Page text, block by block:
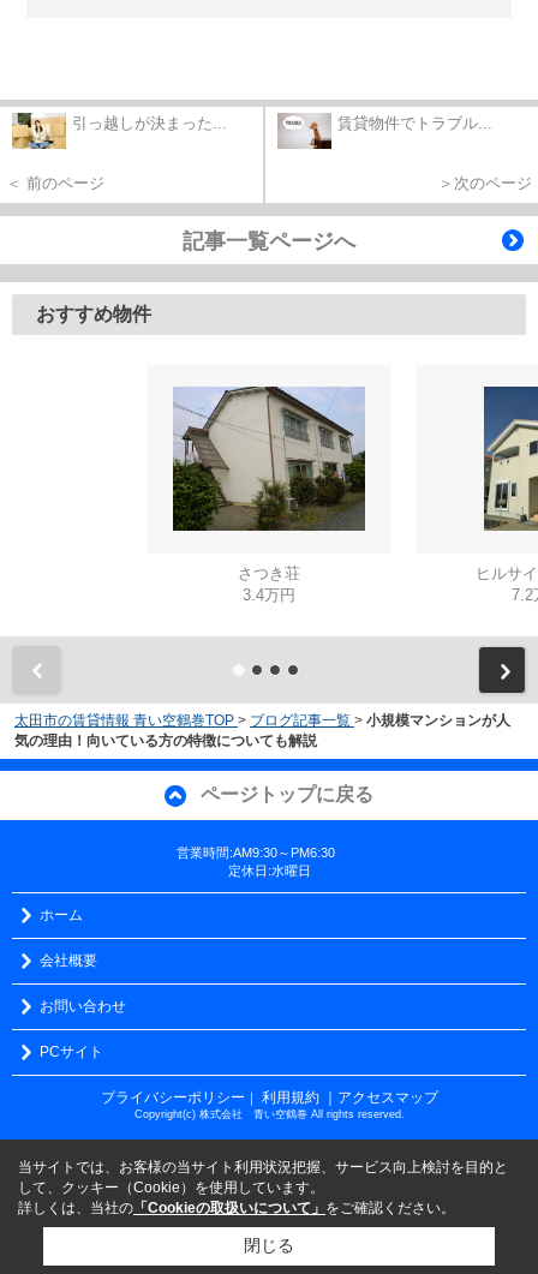
引っ越しが決まった...
＜ 前のページ
賃貸物件でトラブル...
＞次のページ
記事一覧ページへ
おすすめ物件
さつき荘
3.4万円
ヒルサ
7.2
太田市の賃貸情報 青い空鶴巻TOP > ブログ記事一覧 > 小規模マンションが人
気の理由！向いている方の特徴についても解説
ページトップに戻る
営業時間:AM9:30～PM6:30
定休日:水曜日
ホーム
会社概要
お問い合わせ
PCサイト
プライバシーポリシー 利用規約 ｜アクセスマップ
Copyright(c) 株式会社 青い空鶴巻 All rights reserved.
当サイトでは、お客様の当サイト利用状況把握、サービス向上検討を目的と
して、クッキー（Cookie）を使用しています。
詳しくは、当社の 「Cookieの取扱いについて」 をご確認ください。
閉じる